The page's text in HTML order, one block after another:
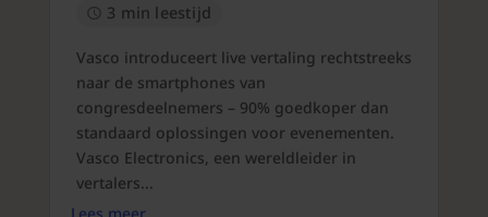
3 min leestijd
Vasco introduceert live vertaling rechtstreeks
naar de smartphones van
congresdeelnemers – 90% goedkoper dan
standaard oplossingen voor evenementen.
Vasco Electronics, een wereldleider in
vertalers...
Lees meer